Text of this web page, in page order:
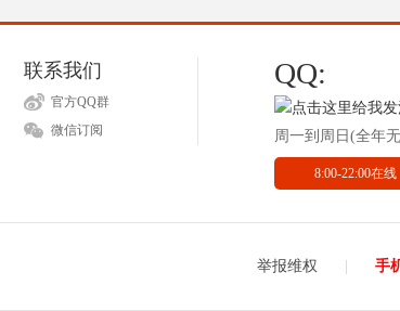
联系我们
官方QQ群
微信订阅
QQ:
周一到周日(全年
8:00-22:00在线
举报维权 手